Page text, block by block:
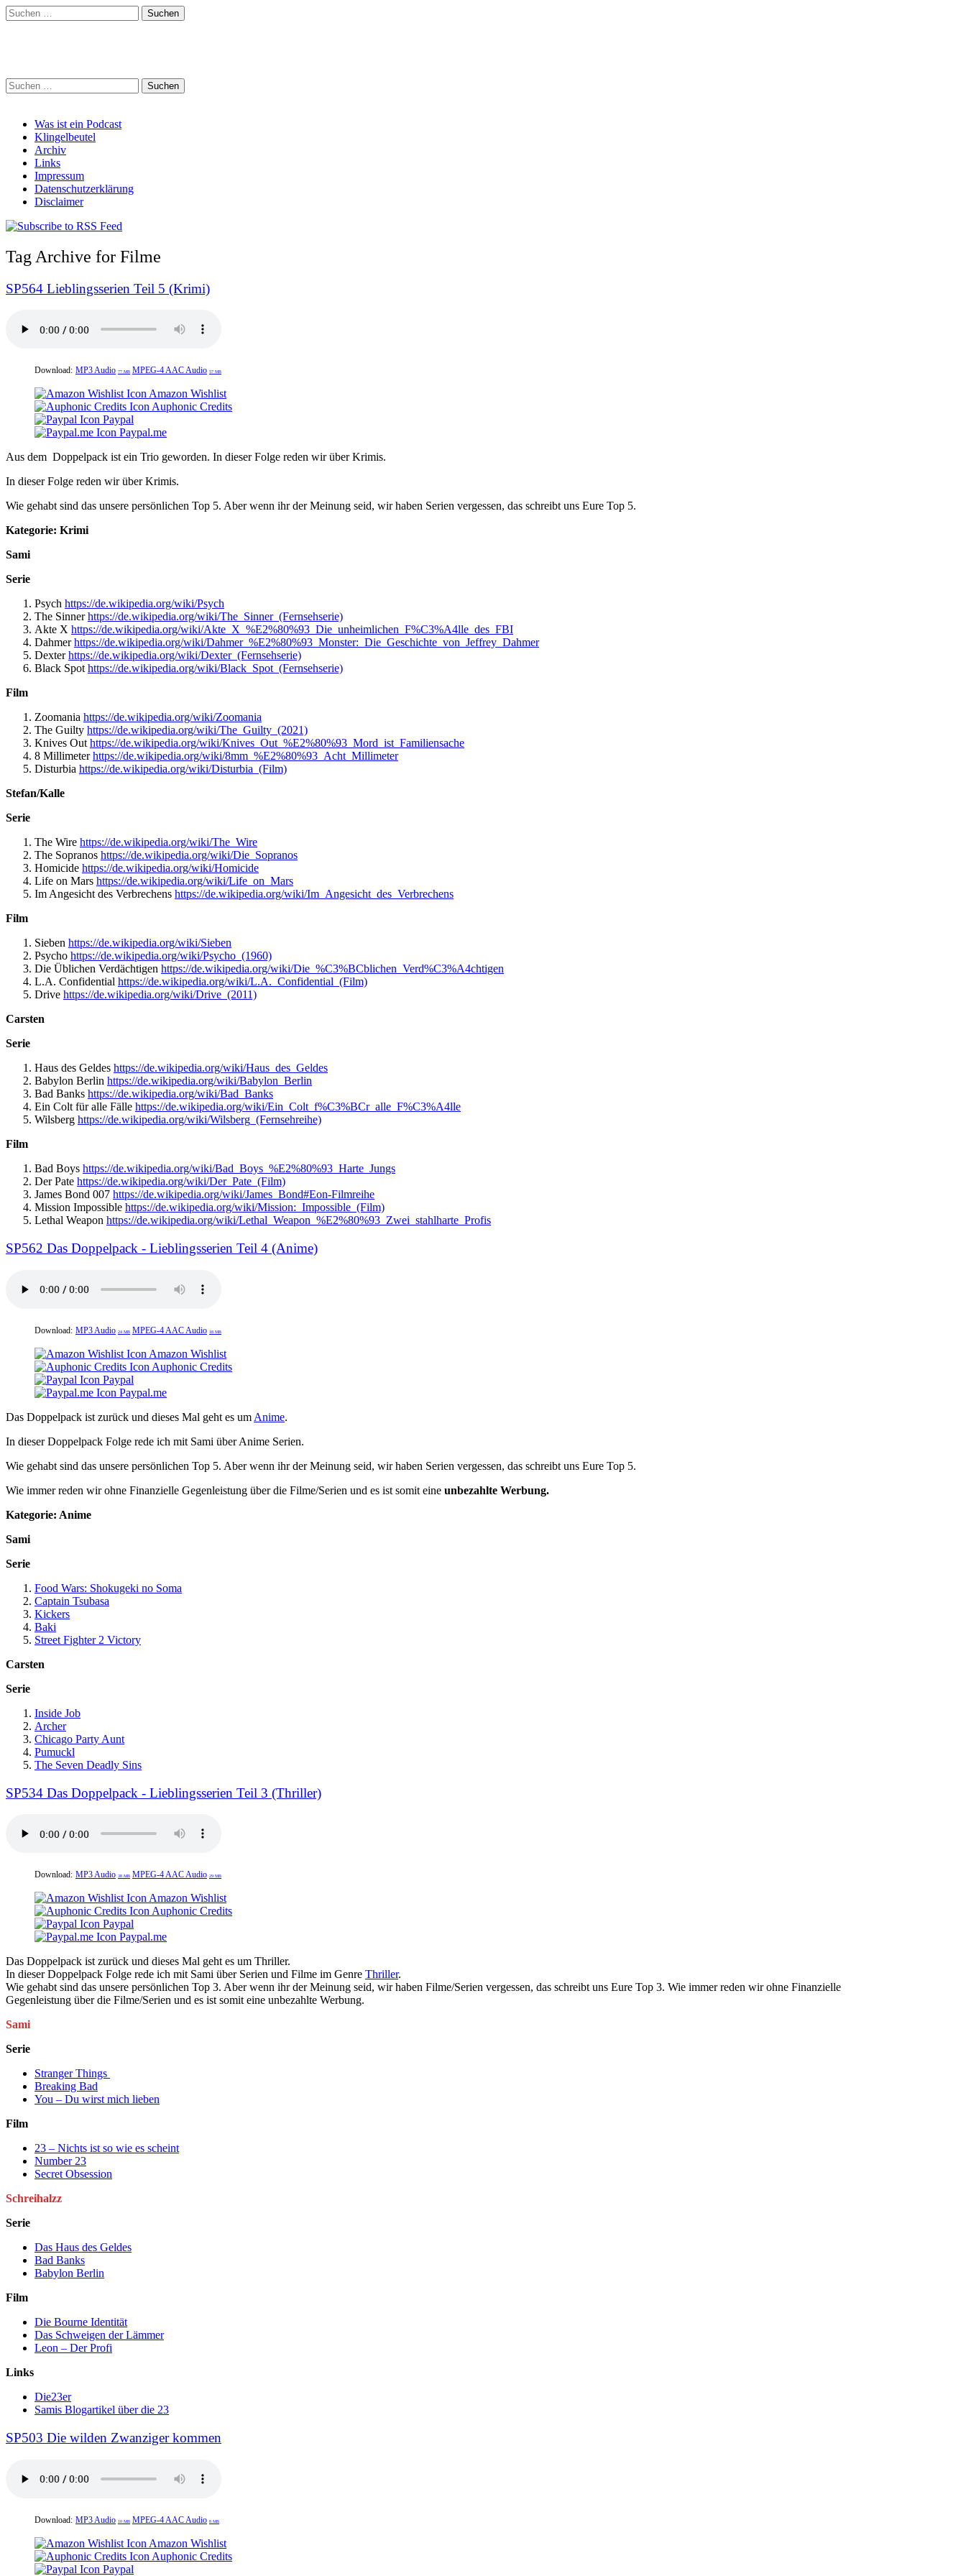
Suchen
nach:
Suchen
nach:
Main
menu
Skip
content
Was ist ein Podcast
Klingelbeutel
Archiv
Links
Impressum
Datenschutzerklärung
Disclaimer
Tag Archive for Filme
SP564 Lieblingsserien Teil 5 (Krimi)
Download: MP3 Audio 77 MB MPEG-4 AAC Audio 57 MB
Amazon Wishlist
Auphonic Credits
Paypal
Paypal.me
Aus dem Doppelpack ist ein Trio geworden. In dieser Folge reden wir über Krimis.
In dieser Folge reden wir über Krimis.
Wie gehabt sind das unsere persönlichen Top 5. Aber wenn ihr der Meinung seid, wir haben Serien vergessen, das schreibt uns Eure Top 5.
Kategorie: Krimi
Sami
Serie
Psych https://de.wikipedia.org/wiki/Psych
The Sinnerhttps://de.wikipedia.org/wiki/The_Sinner_(Fernsehserie)
Akte X https://de.wikipedia.org/wiki/Akte_X_%E2%80%93_Die_unheimlichen_F%C3%A4lle_des_FBI
Dahmerhttps://de.wikipedia.org/wiki/Dahmer_%E2%80%93_Monster:_Die_Geschichte_von_Jeffrey_Dahmer
Dexterhttps://de.wikipedia.org/wiki/Dexter_(Fernsehserie)
Black Spothttps://de.wikipedia.org/wiki/Black_Spot_(Fernsehserie)
Film
Zoomania https://de.wikipedia.org/wiki/Zoomania
The Guilty https://de.wikipedia.org/wiki/The_Guilty_(2021)
Knives Outhttps://de.wikipedia.org/wiki/Knives_Out_%E2%80%93_Mord_ist_Familiensache
8 Millimeterhttps://de.wikipedia.org/wiki/8mm_%E2%80%93_Acht_Millimeter
Disturbia https://de.wikipedia.org/wiki/Disturbia_(Film)
Stefan/Kalle
Serie
The Wire https://de.wikipedia.org/wiki/The_Wire
The Sopranos https://de.wikipedia.org/wiki/Die_Sopranos
Homicide https://de.wikipedia.org/wiki/Homicide
Life on Mars https://de.wikipedia.org/wiki/Life_on_Mars
Im Angesicht des Verbrechens https://de.wikipedia.org/wiki/Im_Angesicht_des_Verbrechens
Film
Sieben https://de.wikipedia.org/wiki/Sieben
Psycho https://de.wikipedia.org/wiki/Psycho_(1960)
Die Üblichen Verdächtigen https://de.wikipedia.org/wiki/Die_%C3%BCblichen_Verd%C3%A4chtigen
L.A. Confidential https://de.wikipedia.org/wiki/L.A._Confidential_(Film)
Drive https://de.wikipedia.org/wiki/Drive_(2011)
Carsten
Serie
Haus des Geldes https://de.wikipedia.org/wiki/Haus_des_Geldes
Babylon Berlin https://de.wikipedia.org/wiki/Babylon_Berlin
Bad Banks https://de.wikipedia.org/wiki/Bad_Banks
Ein Colt für alle Fälle https://de.wikipedia.org/wiki/Ein_Colt_f%C3%BCr_alle_F%C3%A4lle
Wilsberg https://de.wikipedia.org/wiki/Wilsberg_(Fernsehreihe)
Film
Bad Boys https://de.wikipedia.org/wiki/Bad_Boys_%E2%80%93_Harte_Jungs
Der Pate https://de.wikipedia.org/wiki/Der_Pate_(Film)
James Bond 007 https://de.wikipedia.org/wiki/James_Bond#Eon-Filmreihe
Mission Impossible https://de.wikipedia.org/wiki/Mission:_Impossible_(Film)
Lethal Weapon https://de.wikipedia.org/wiki/Lethal_Weapon_%E2%80%93_Zwei_stahlharte_Profis
SP562 Das Doppelpack - Lieblingsserien Teil 4 (Anime)
Download: MP3 Audio 24 MB MPEG-4 AAC Audio 18 MB
Amazon Wishlist
Auphonic Credits
Paypal
Paypal.me
Das Doppelpack ist zurück und dieses Mal geht es um Anime.
In dieser Doppelpack Folge rede ich mit Sami über Anime Serien.
Wie gehabt sind das unsere persönlichen Top 5. Aber wenn ihr der Meinung seid, wir haben Serien vergessen, das schreibt uns Eure Top 5.
Wie immer reden wir ohne Finanzielle Gegenleistung über die Filme/Serien und es ist somit eine unbezahlte Werbung.
Kategorie: Anime
Sami
Serie
Food Wars: Shokugeki no Soma
Captain Tsubasa
Kickers
Baki
Street Fighter2 Victory
Carsten
Serie
Inside Job
Archer
Chicago Party Aunt
Pumuckl
The Seven Deadly Sins
SP534 Das Doppelpack - Lieblingsserien Teil 3 (Thriller)
Download: MP3 Audio 38 MB MPEG-4 AAC Audio 29 MB
Amazon Wishlist
Auphonic Credits
Paypal
Paypal.me
Das Doppelpack ist zurück und dieses Mal geht es um Thriller.
In dieser Doppelpack Folge rede ich mit Sami über Serien und Filme im Genre Thriller.
Wie gehabt sind das unsere persönlichen Top 3. Aber wenn ihr der Meinung seid, wir haben Filme/Serien vergessen, das schreibt uns Eure Top 3. Wie immer reden wir ohne Finanzielle
Gegenleistung über die Filme/Serien und es ist somit eine unbezahlte Werbung.
Sami
Serie
Stranger Things
Breaking Bad
You – Du wirst mich lieben
Film
23 – Nichts ist so wie es scheint
Number 23
Secret Obsession
Schreihalzz
Serie
Das Haus des Geldes
Bad Banks
Babylon Berlin
Film
Die Bourne Identität
Das Schweigen der Lämmer
Leon – Der Profi
Links
Die23er
Samis Blogartikel über die 23
SP503 Die wilden Zwanziger kommen
Download: MP3 Audio 10 MB MPEG-4 AAC Audio 8 MB
Amazon Wishlist
Auphonic Credits
Paypal